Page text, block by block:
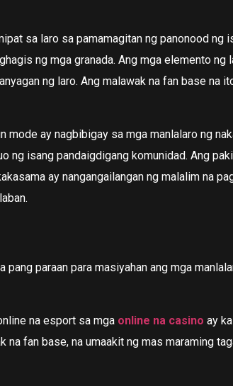
sa laro sa pamamagitan ng panonood ng
ng mga granada. Ang mga elemento ng
ng laro. Ang malawak na fan base na
ay nagbibigay sa mga manlalaro ng
ng isang pandaigdigang komunidad. Ang
ay nangangailangan ng malalim na
paraan para masiyahan ang mga
na esport sa mga online na casino ay
fan base, na umaakit ng mas maraming